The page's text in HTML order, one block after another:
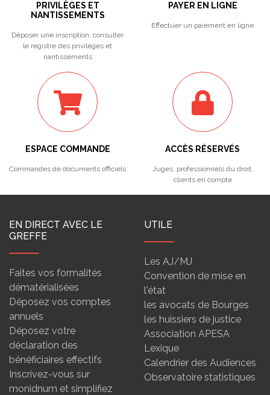
PRIVILÈGES ET
NANTISSEMENTS
Déposer une inscription, consulter
le registre des privilèges et
nantissements
PAYER EN LIGNE
Effectuer un paiement en ligne
ESPACE COMMANDE
Commandes de documents officiels
ACCÈS RÉSERVÉS
Juges, professionnels du droit,
clients en compte
EN DIRECT AVEC LE
GREFFE
Faites vos formalités
dématérialisées
Déposez vos comptes
annuels
Déposez votre
déclaration des
bénéficiaires effectifs
Inscrivez-vous sur
monidnum et simplifiez
UTILE
Les AJ/MJ
Convention de mise en
l'état
les avocats de Bourges
les huissiers de justice
Association APESA
Lexique
Calendrier des Audiences
Observatoire statistiques